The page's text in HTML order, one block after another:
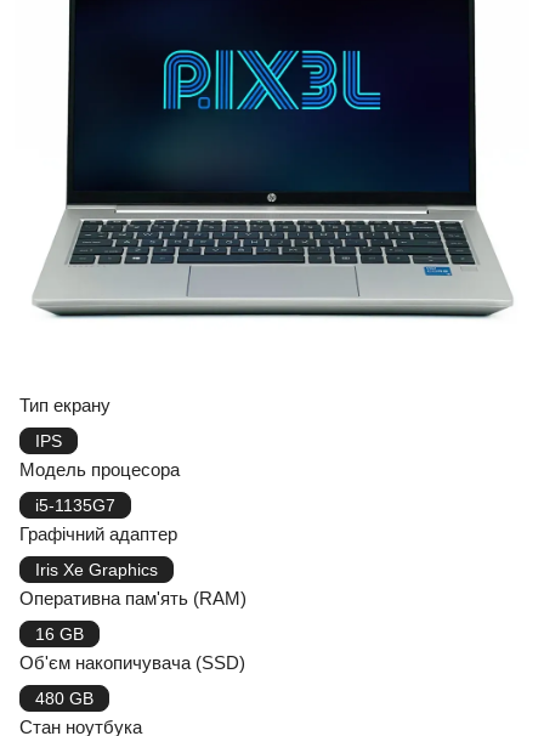
Тип екрану
IPS
Модель процесора
i5-1135G7
Графічний адаптер
Iris Xe Graphics
Оперативна пам'ять (RAM)
16 GB
Об'єм накопичувача (SSD)
480 GB
Стан ноутбука